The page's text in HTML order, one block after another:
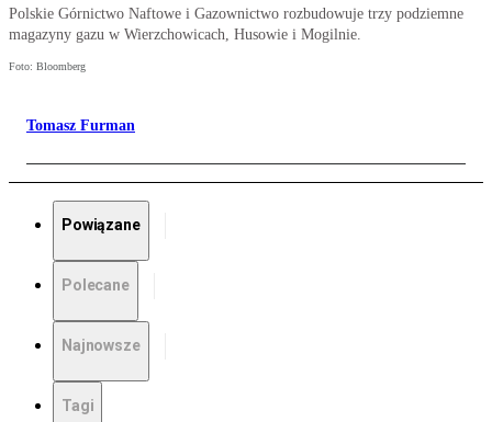
Polskie Górnictwo Naftowe i Gazownictwo rozbudowuje trzy podziemne
magazyny gazu w Wierzchowicach, Husowie i Mogilnie.
Foto: Bloomberg
Tomasz Furman
Powiązane
Polecane
Najnowsze
Tagi